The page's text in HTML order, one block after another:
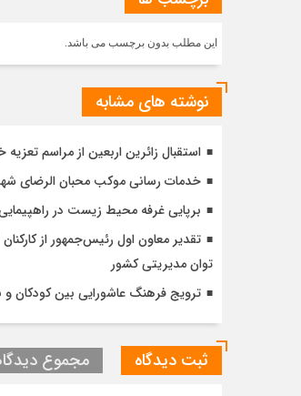
این مطلب بدون برچسب می باشد.
نوشته های مشابه
استقبال زائرین اربعین از مراسم
خدمات رسانی موکب محبان الرضای شهرداری منطقه
برپایی غرفه محیط زیست در
تقدیر معاون اول رئیس‌جمهور از
توان مدیریتی کشور
ترویج فرهنگ عاشورایی بین کودکان
ثبت دیدگاه مجموع